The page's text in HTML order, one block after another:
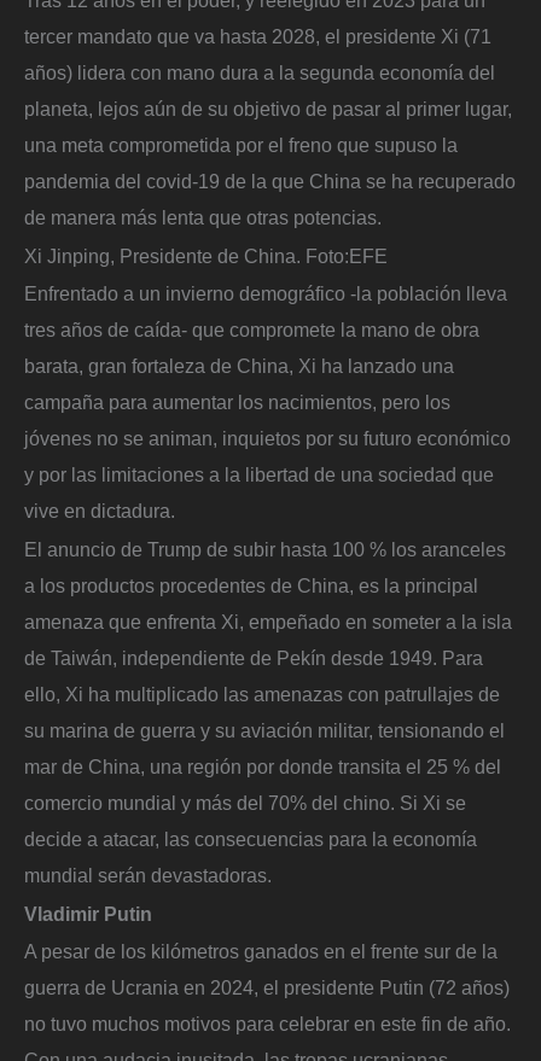
tercer mandato que va hasta 2028, el presidente Xi (71
años) lidera con mano dura a la segunda economía del
planeta, lejos aún de su objetivo de pasar al primer lugar,
una meta comprometida por el freno que supuso la
pandemia del covid-19 de la que China se ha recuperado
de manera más lenta que otras potencias.
Xi Jinping, Presidente de China. Foto:EFE
Enfrentado a un invierno demográfico -la población lleva
tres años de caída- que compromete la mano de obra
barata, gran fortaleza de China, Xi ha lanzado una
campaña para aumentar los nacimientos, pero los
jóvenes no se animan, inquietos por su futuro económico
y por las limitaciones a la libertad de una sociedad que
vive en dictadura.
El anuncio de Trump de subir hasta 100 % los aranceles
a los productos procedentes de China, es la principal
amenaza que enfrenta Xi, empeñado en someter a la isla
de Taiwán, independiente de Pekín desde 1949. Para
ello, Xi ha multiplicado las amenazas con patrullajes de
su marina de guerra y su aviación militar, tensionando el
mar de China, una región por donde transita el 25 % del
comercio mundial y más del 70% del chino. Si Xi se
decide a atacar, las consecuencias para la economía
mundial serán devastadoras.
Vladimir Putin
A pesar de los kilómetros ganados en el frente sur de la
guerra de Ucrania en 2024, el presidente Putin (72 años)
no tuvo muchos motivos para celebrar en este fin de año.